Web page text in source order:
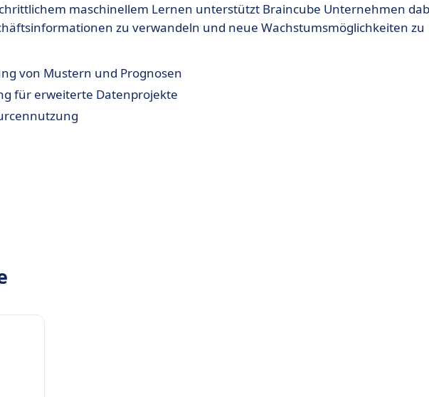
maschinellem Lernen unterstützt Braincube Unternehmen
zu verwandeln und neue Wachstumsmöglichkeiten zu
von Mustern und Prognosen
für erweiterte Datenprojekte